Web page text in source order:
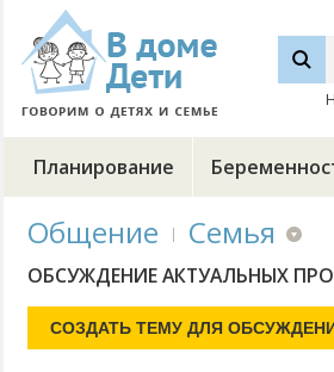
Планирование
Общение Семья
ОБСУЖДЕНИЕ АКТУАЛЬНЫХ